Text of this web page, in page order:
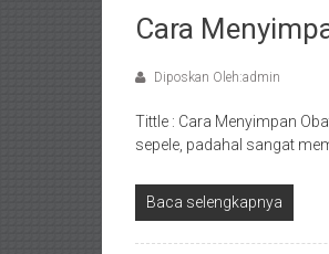
Cara
Diposkan Oleh:admin
Tittle : Cara Menyimpan
sepele, padahal sangat
Baca selengkapnya